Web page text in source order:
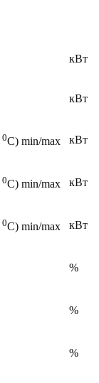
кВт
кВт
0С) min/max кВт
0С) min/max кВт
0С) min/max кВт
%
%
%